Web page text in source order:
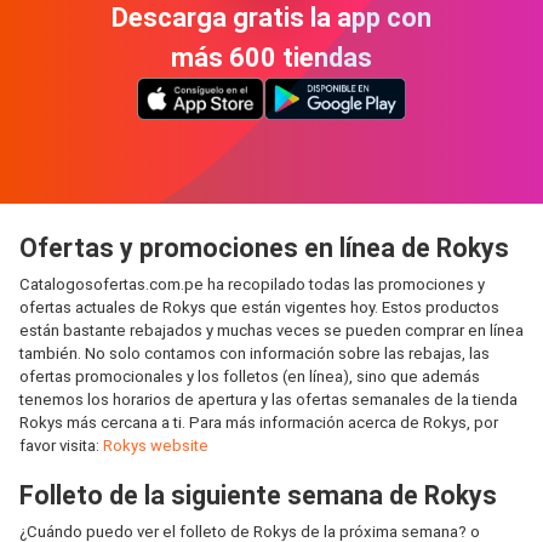
Descarga gratis la app con
más 600 tiendas
Ofertas y promociones en línea de Rokys
Catalogosofertas.com.pe ha recopilado todas las promociones y
ofertas actuales de Rokys que están vigentes hoy. Estos productos
están bastante rebajados y muchas veces se pueden comprar en línea
también. No solo contamos con información sobre las rebajas, las
ofertas promocionales y los folletos (en línea), sino que además
tenemos los horarios de apertura y las ofertas semanales de la tienda
Rokys más cercana a ti. Para más información acerca de Rokys, por
favor visita: Rokys website
Folleto de la siguiente semana de Rokys
¿Cuándo puedo ver el folleto de Rokys de la próxima semana? o